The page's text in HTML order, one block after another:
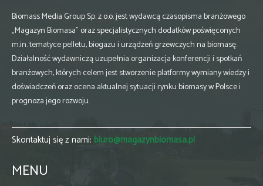
Biomass Media Group Sp. z o.o. jest wydawcą czasopisma branżowego
„Magazyn Biomasa” oraz specjalistycznych dodatków poświęconych
m.in. tematyce pelletu, biogazu i urządzeń grzewczych na biomasę.
Działalność wydawniczą uzupełnia organizacja konferencji i spotkań
branżowych, których celem jest stworzenie platformy wymiany wiedzy i
doświadczeń oraz ocena aktualnej sytuacji rynku biomasy w Polsce i
prognoza jego rozwoju.
Skontaktuj się z nami: biuro@magazynbiomasa.pl
MENU